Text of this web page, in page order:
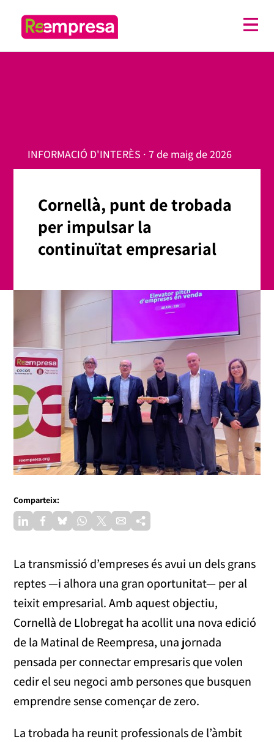
INFORMACIÓ D'INTERÈS · 7 de maig de 2026
Cornellà, punt de trobada
per impulsar la
continuïtat empresarial
Comparteix:
La transmissió d’empreses és avui un dels grans
reptes —i alhora una gran oportunitat— per al
teixit empresarial. Amb aquest objectiu,
Cornellà de Llobregat ha acollit una nova edició
de la Matinal de Reempresa, una jornada
pensada per connectar empresaris que volen
cedir el seu negoci amb persones que busquen
emprendre sense començar de zero.
La trobada ha reunit professionals de l’àmbit